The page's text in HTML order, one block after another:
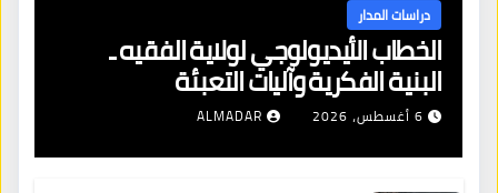
دراسات المدار
الخطاب الأيديولوجي لولاية الفقيه ـ
البنية الفكرية وآليات التعبئة
6 أغسطس، 2026 ALMADAR